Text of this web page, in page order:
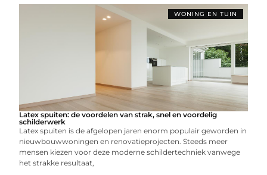
WONING EN TUIN
Latex spuiten: de voordelen van strak, snel en voordelig
schilderwerk
Latex spuiten is de afgelopen jaren enorm populair geworden in
nieuwbouwwoningen en renovatieprojecten. Steeds meer
mensen kiezen voor deze moderne schildertechniek vanwege
het strakke resultaat,